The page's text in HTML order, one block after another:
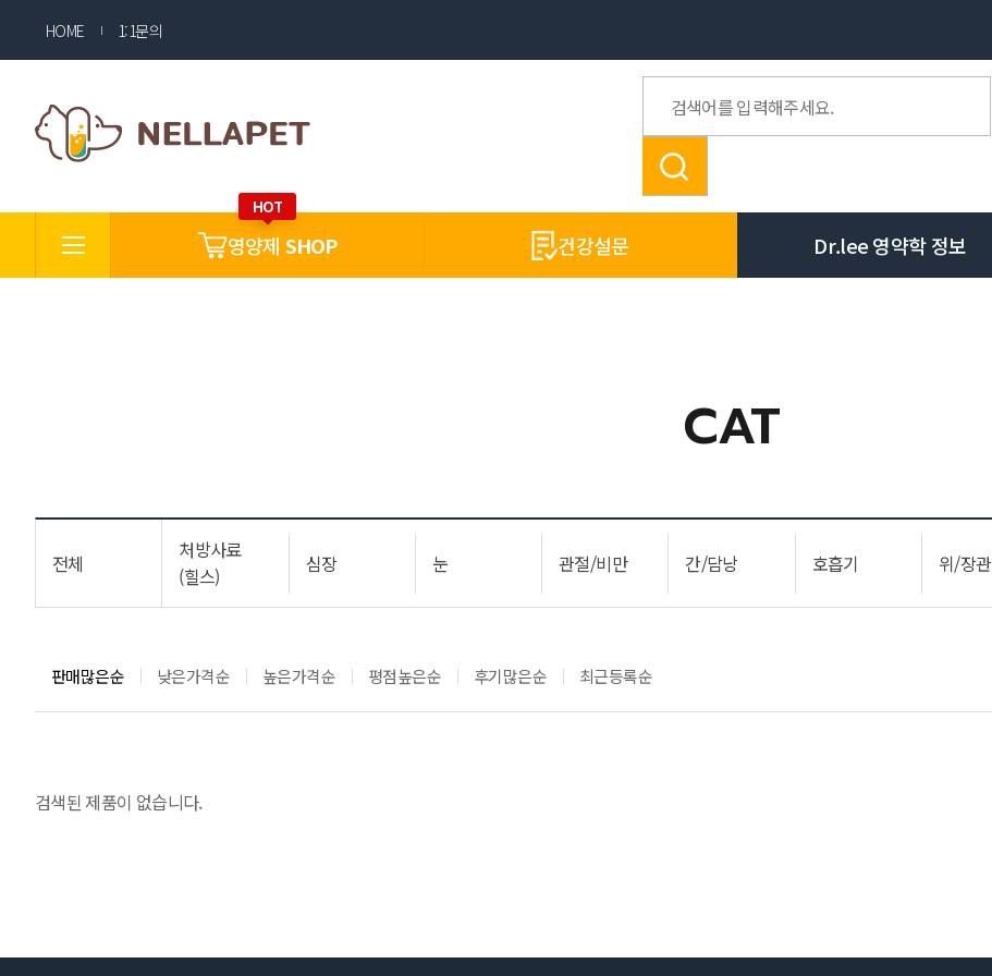
HOME 1:1문의
영양제 SHOP 건강설문 Dr.lee 영약학 정보
CAT
전체
처방사료
(힐스)
심장 눈 관절/비만 간/담낭 호흡기 위/장관
판매많은순 낮은가격순 높은가격순 평점높은순 후기많은순 최근등록순
검색된 제품이 없습니다.